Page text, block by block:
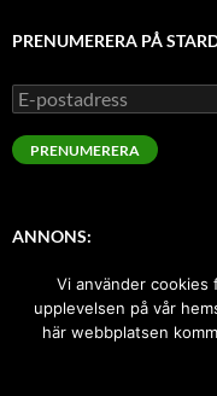
PRENUMERERA PÅ
E-
postadress
PRENUMERERA
ANNONS:
Sugen på att annonsera
Vi använder
upplevelsen på vår
här webbplatsen